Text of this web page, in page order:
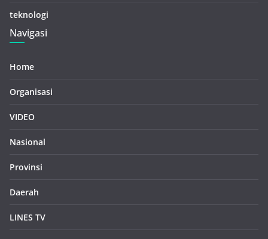
teknologi
Navigasi
Home
Organisasi
VIDEO
Nasional
Provinsi
Daerah
LINES TV